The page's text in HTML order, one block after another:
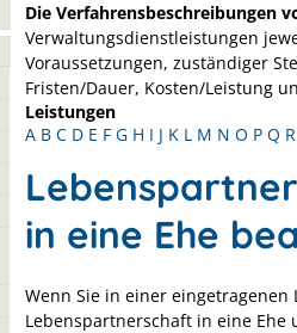
Die Verfahrensbeschreibungen
Verwaltungsdienstleistungen
Voraussetzungen, zuständiger
Fristen/Dauer, Kosten/Leistung
Leistungen
A B C D E F G H I J K L M N O P Q R
in eine Ehe
Wenn Sie in einer
Lebenspartnerschaft in eine Ehe